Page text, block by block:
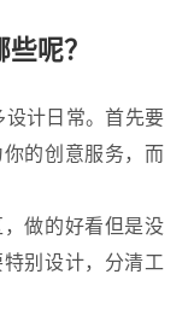
呢？
计日常。首先要
的创意服务，而
做的好看但是没
别设计，分清工